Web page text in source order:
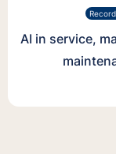
AI in service,